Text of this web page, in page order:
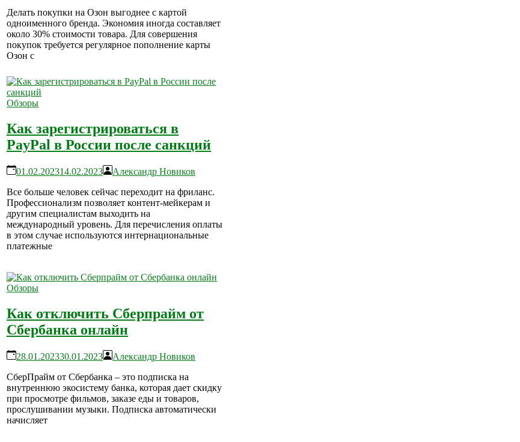
Делать покупки на Озон выгоднее с картой
одноименного бренда. Экономия иногда составляет
около 30% стоимости товара. Для совершения
покупок требуется регулярное пополнение карты
Озон с
Обзоры
Как зарегистрироваться в
PayPal в России после санкций
01.02.202314.02.2023
Александр Новиков
Все больше человек сейчас переходит на фриланс.
Профессионализм позволяет контент-мейкерам и
другим специалистам выходить на
международный уровень. Для перечисления оплаты
в этом случае используются интернациональные
платежные
Обзоры
Как отключить Сберпрайм от
Сбербанка онлайн
28.01.202330.01.2023
Александр Новиков
СберПрайм от Сбербанка – это подписка на
внутреннюю экосистему банка, которая дает скидку
при просмотре фильмов, заказе еды и товаров,
прослушивании музыки. Подписка автоматически
начисляет